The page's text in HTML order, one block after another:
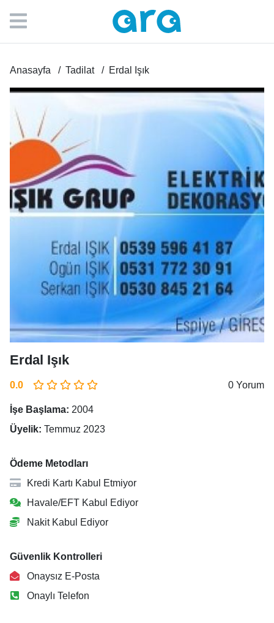
Anasayfa Tadilat Erdal Işık
Erdal Işık
0.0 0 Yorum
İşe Başlama: 2004
Üyelik: Temmuz 2023
Ödeme Metodları
Kredi Kartı Kabul Etmiyor
Havale/EFT Kabul Ediyor
Nakit Kabul Ediyor
Güvenlik Kontrolleri
Onaysız E-Posta
Onaylı Telefon